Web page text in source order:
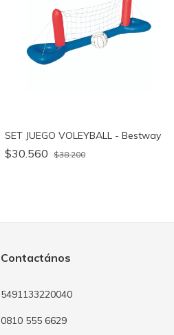
SET JUEGO VOLEYBALL - Bestway
$30.560 $38.200
Contactános
5491133220040
0810 555 6629